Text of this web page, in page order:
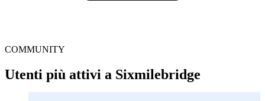
COMMUNITY
Utenti più attivi a Sixmilebridge